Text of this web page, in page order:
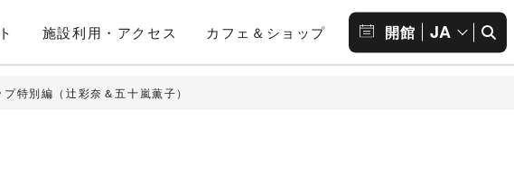
施設利用 ・アクセス カフェ＆ショップ 開館 JA
特別編（辻󠄀彩奈＆五十嵐薫子）